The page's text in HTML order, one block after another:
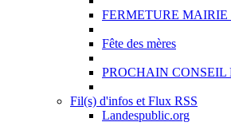
FERMETURE MAIRIE
Fête des mères
PROCHAIN
Fil(s) d'infos et Flux RSS
Landespublic.org